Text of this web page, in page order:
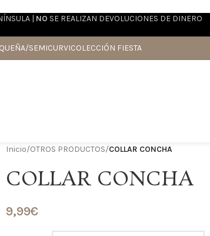
| NO SE REALIZAN DEVOLUCIONES DE DINERO
SEMICURVICOLECCIÓN FIESTA
Inicio/OTROS PRODUCTOS/COLLAR CONCHA
COLLAR CONCHA
9,99€